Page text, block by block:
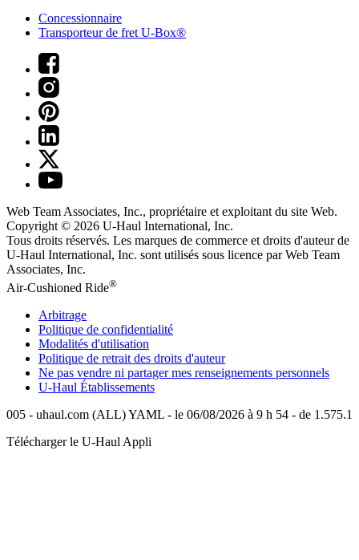
Concessionnaire
Transporteur de fret U-Box®
Web Team Associates, Inc., propriétaire et exploitant du site Web.
Copyright © 2026 U-Haul International, Inc.
Tous droits réservés. Les marques de commerce et droits d'auteur de
U-Haul International, Inc. sont utilisés sous licence par Web Team
Associates, Inc.
Air-Cushioned Ride®
Arbitrage
Politique de confidentialité
Modalités d'utilisation
Politique de retrait des droits d'auteur
Ne pas vendre ni partager mes renseignements personnels
U-Haul Établissements
005 - uhaul.com (ALL) YAML - le 06/08/2026 à 9 h 54 - de 1.575.1
Télécharger le U-Haul Appli